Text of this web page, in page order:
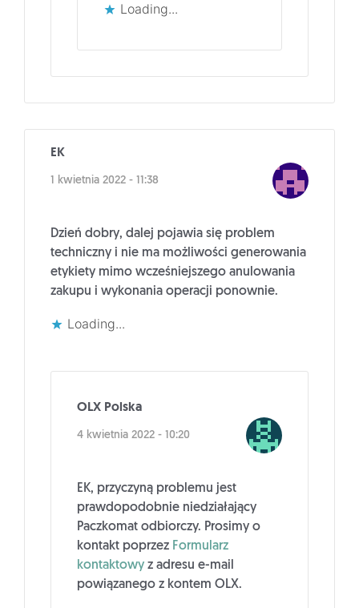
Loading...
EK
1 kwietnia 2022 - 11:38
Dzień dobry, dalej pojawia się problem
techniczny i nie ma możliwości generowania
etykiety mimo wcześniejszego anulowania
zakupu i wykonania operacji ponownie.
Loading...
OLX Polska
4 kwietnia 2022 - 10:20
EK, przyczyną problemu jest
prawdopodobnie niedziałający
Paczkomat odbiorczy. Prosimy o
kontakt poprzez Formularz
kontaktowy z adresu e-mail
powiązanego z kontem OLX.